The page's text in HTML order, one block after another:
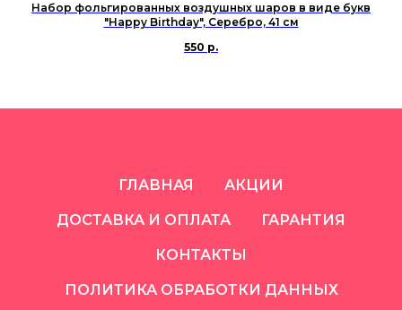
Набор фольгированных воздушных шаров в виде букв
"Happy Birthday", Серебро, 41 см
550 р.
ГЛАВНАЯ АКЦИИ
ДОСТАВКА И ОПЛАТА ГАРАНТИЯ
КОНТАКТЫ
ПОЛИТИКА ОБРАБОТКИ ДАННЫХ